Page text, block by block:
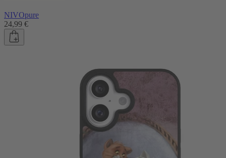
NIVOpure
24,99 €